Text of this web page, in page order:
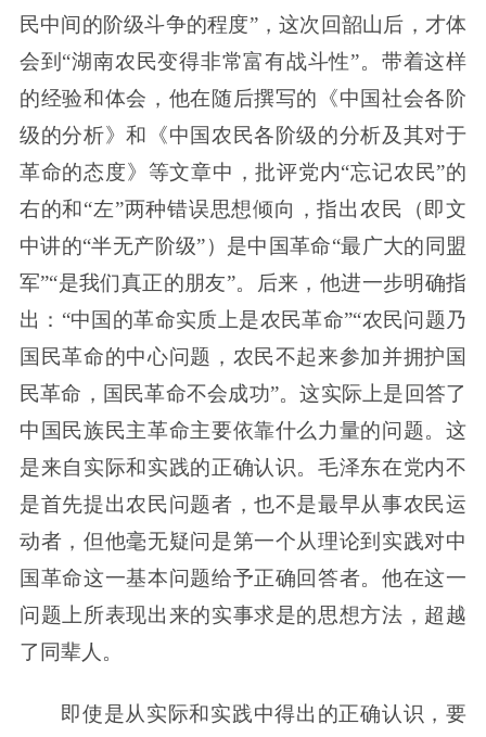
民中间的阶级斗争的程度”，这次回韶山后，才体
会到“湖南农民变得非常富有战斗性”。带着这样
的经验和体会，他在随后撰写的《中国社会各阶
级的分析》和《中国农民各阶级的分析及其对于
革命的态度》等文章中，批评党内“忘记农民”的
右的和“左”两种错误思想倾向，指出农民（即文
中讲的“半无产阶级”）是中国革命“最广大的同盟
军”“是我们真正的朋友”。后来，他进一步明确指
出：“中国的革命实质上是农民革命”“农民问题乃
国民革命的中心问题，农民不起来参加并拥护国
民革命，国民革命不会成功”。这实际上是回答了
中国民族民主革命主要依靠什么力量的问题。这
是来自实际和实践的正确认识。毛泽东在党内不
是首先提出农民问题者，也不是最早从事农民运
动者，但他毫无疑问是第一个从理论到实践对中
国革命这一基本问题给予正确回答者。他在这一
问题上所表现出来的实事求是的思想方法，超越
了同辈人。
即使是从实际和实践中得出的正确认识，要